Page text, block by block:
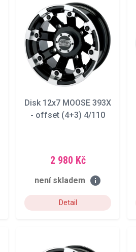
Disk 12x7 MOOSE 393X
- offset (4+3) 4/110
2 980 Kč
není skladem info
Detail